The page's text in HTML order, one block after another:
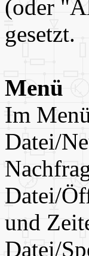
(oder
gesetzt.
Menü
Im
Datei/
Datei/
und
Datei/